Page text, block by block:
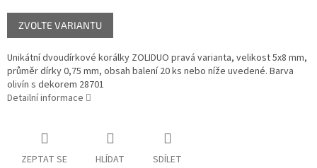
Měrná
cena:
ZVOLTE VARIANTU
Unikátní dvoudírkové korálky ZOLIDUO pravá varianta, velikost 5x8 mm,
průměr dírky 0,75 mm, obsah balení 20 ks nebo níže uvedené. Barva
olivín s dekorem 28701
Detailní informace
ZEPTAT SE HLÍDAT SDÍLET